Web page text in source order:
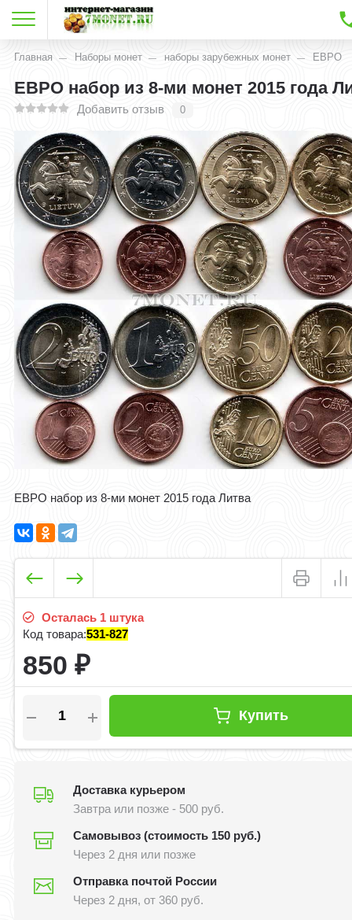
Главная Наборы монет наборы зарубежных монет ЕВРО
ЕВРО набор из 8-ми монет 2015 года
Добавить отзыв 0
ЕВРО набор из 8-ми монет 2015 года Литва
Осталась 1 штука
Код товара:531-827
850₽
Купить
Доставка курьером
Завтра или позже - 500 руб.
Самовывоз (стоимость 150 руб.)
Через 2 дня или позже
Отправка почтой России
Через 2 дня, от 360 руб.